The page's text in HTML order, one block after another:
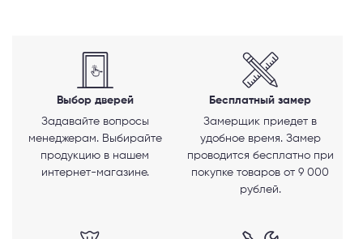
Выбор дверей
Задавайте вопросы
менеджерам. Выбирайте
продукцию в нашем
интернет-магазине.
Бесплатный замер
Замерщик приедет в
удобное время. Замер
проводится бесплатно при
покупке товаров от 9 000
рублей.